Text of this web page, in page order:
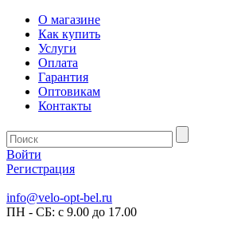
О магазине
Как купить
Услуги
Оплата
Гарантия
Оптовикам
Контакты
Войти
Регистрация
info@velo-opt-bel.ru
ПН - СБ: с 9.00 до 17.00